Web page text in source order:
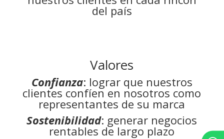
del país
Valores
Confianza: lograr que nuestros
clientes confíen en nosotros como
representantes de su marca
Sostenibilidad: generar negocios
rentables de largo plazo